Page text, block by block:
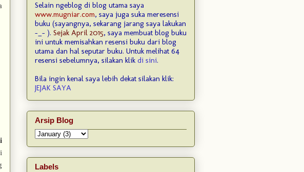
Selain ngeblog di blog utama saya
www.mugniar.com, saya juga suka meresensi
buku (sayangnya, sekarang jarang saya lakukan
-_- ). Sejak April 2015, saya membuat blog buku
ini untuk memisahkan resensi buku dari blog
utama dan hal seputar buku. Untuk melihat 64
resensi sebelumnya, silakan klik di sini.
Bila ingin kenal saya lebih dekat silakan klik:
JEJAK SAYA
Arsip Blog
Labels